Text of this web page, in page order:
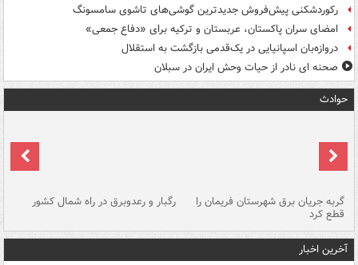
رکوردشکنی پیش‌فروش جدیدترین گوشی‌های تاشوی سامسونگ
امضای سران پاکستان، عربستان و ترکیه برای «دفاع جمعی»
دروازه‌بان اسپانیایی در یک‌قدمی بازگشت به استقلال
صحنه ای نادر از حیات وحش ایران در سبلان
حوادث
گربه جریان برق شهرستان فریمان را
قطع کرد
رگبار و رعدوبرق در راه شمال کشور
آخرین اخبار